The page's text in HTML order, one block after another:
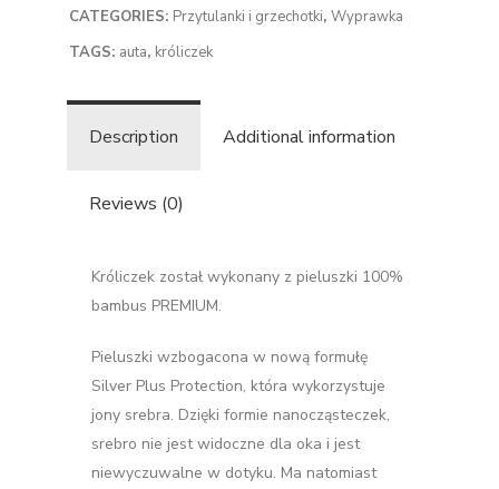
CATEGORIES: Przytulanki i grzechotki, Wyprawka
TAGS: auta, króliczek
Description Additional information
Reviews (0)
Króliczek został wykonany z pieluszki 100%
bambus PREMIUM.
Pieluszki wzbogacona w nową formułę
Silver Plus Protection, która wykorzystuje
jony srebra. Dzięki formie nanocząsteczek,
srebro nie jest widoczne dla oka i jest
niewyczuwalne w dotyku. Ma natomiast